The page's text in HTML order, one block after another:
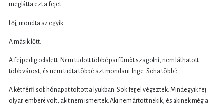
meglátta ezt a fejet.
Lőj, mondta az egyik.
A másik lőtt.
A fej pedig odalett. Nem tudott többé parfümöt szagolni, nem láthatott
több várost, és nem tudta többé azt mondani: Inge. Soha többé.
A két férfi sok hónapot töltött a lyukban. Sok fejjel végeztek. Mindegyik fej
olyan emberé volt, akit nem ismertek. Aki nem ártott nekik, és akinek még a